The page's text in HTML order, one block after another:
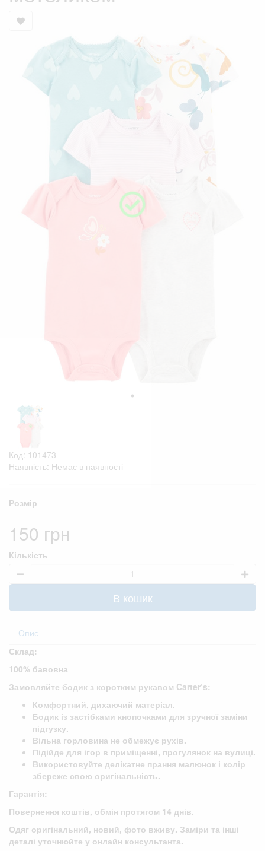
Код: 101473
Наявність: Немає в наявності
Розмір
150 грн
Кількість
В кошик
Опис
Склад:
100% бавовна
Замовляйте бодик з коротким рукавом Carter’s:
Комфортний, дихаючий матеріал.
Бодик із застібками кнопочками для зручної заміни
підгузку.
Вільна горловина не обмежує рухів.
Підійде для ігор в приміщенні, прогулянок на вулиці.
Використовуйте делікатне прання малюнок і колір
збереже свою оригінальність.
Гарантія:
Повернення коштів, обмін протягом 14 днів.
Одяг оригінальний, новий, фото вживу. Заміри та інші
деталі уточнюйте у онлайн консультанта.